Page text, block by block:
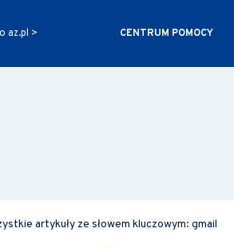
az.pl > CENTRUM POMOCY
artykuły ze słowem kluczowym: gmail